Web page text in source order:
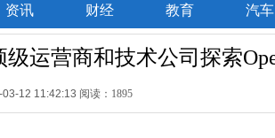
资讯 财经 教育 汽车
级运营商和技术公司探索
12 11:42:13 阅读：1895